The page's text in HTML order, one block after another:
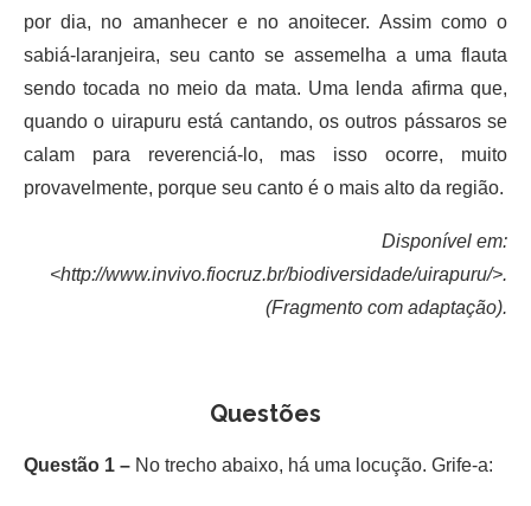
por dia, no amanhecer e no anoitecer. Assim como o
sabiá-laranjeira, seu canto se assemelha a uma flauta
sendo tocada no meio da mata. Uma lenda afirma que,
quando o uirapuru está cantando, os outros pássaros se
calam para reverenciá-lo, mas isso ocorre, muito
provavelmente, porque seu canto é o mais alto da região.
Disponível em:
<http://www.invivo.fiocruz.br/biodiversidade/uirapuru/>.
(Fragmento com adaptação).
Questões
Questão 1 – No trecho abaixo, há uma locução. Grife-a: